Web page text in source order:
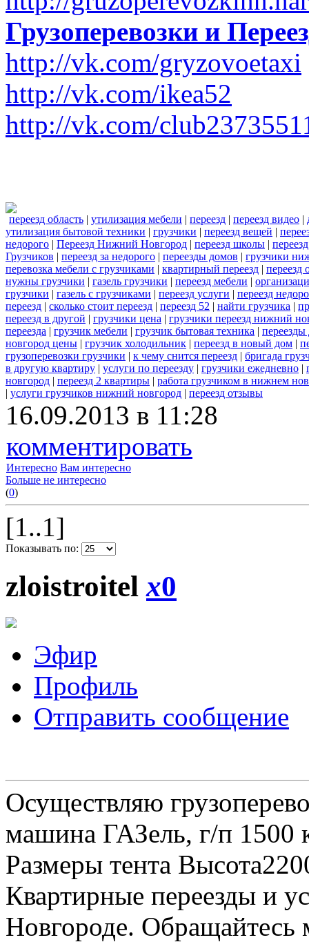
Грузоперевозки и
http://vk.com/gryzovoetaxi
http://vk.com/ikea52
http://vk.com/
переезд область | утилизация мебели | переезд | переезд видео |
утилизация бытовой техники | грузчики | переезд вещей |
недорого | Переезд Нижний Новгород | переезд школы |
Грузчиков | переезд за недорого | переезды домов | грузчики
перевозка мебели с грузчиками | квартирный переезд | переезд
нужны грузчики | газель грузчики | переезд мебели |
грузчики | газель с грузчиками | переезд услуги | переезд
переезд | сколько стоит переезд | переезд 52 | найти грузчика |
переезд в другой | грузчики цена | грузчики переезд нижний
переезда | грузчик мебели | грузчик бытовая техника | переезды
новгород цены | грузчик холодильник | переезд в новый дом |
грузоперевозки грузчики | к чему снится переезд | бригада
в другую квартиру | услуги по переезду | грузчики ежедневно |
новгород | переезд 2 квартиры | работа грузчиком в нижнем
| услуги грузчиков нижний новгород | переезд отзывы
16.09.2013 в 11:28
комментировать
Интересно Вам интересно
Больше не интересно
(0)
[1..1]
Показывать по:
zloistroitelx0
Эфир
Профиль
Отправить сообщение
Осуществляю
машина ГАЗель, г/п 1500
Размеры тента
Квартирные переезды и
Новгороде.